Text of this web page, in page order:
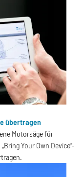
übertragen
Motorsäge für
Your Own Device“-